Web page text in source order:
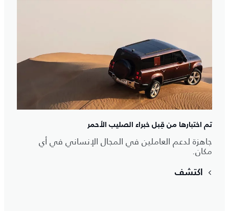
تم اختبارها من قِبل خبراء الصليب الأحمر
جاهزة لدعم العاملين في المجال الإنساني في أي
مكان.
اكتشف